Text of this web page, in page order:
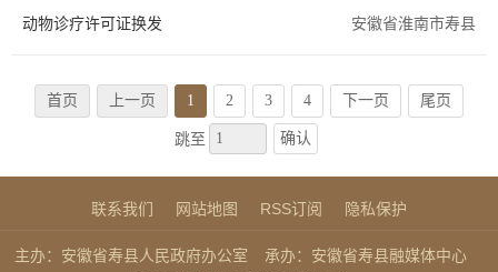
动物诊疗许可证换发 安徽省淮南市寿县
首页 上一页 1 2 3 4 下一页 尾页
跳至 确认
联系我们 网站地图 RSS订阅 隐私保护
主办：安徽省寿县人民政府办公室
承办：安徽省寿县融媒体中心